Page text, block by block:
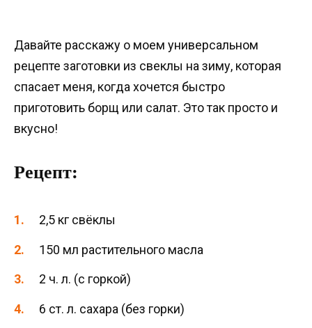
Давайте расскажу о моем универсальном
рецепте заготовки из свеклы на зиму, которая
спасает меня, когда хочется быстро
приготовить борщ или салат. Это так просто и
вкусно!
Рецепт:
2,5 кг свёклы
150 мл растительного масла
2 ч. л. (с горкой)
6 ст. л. сахара (без горки)